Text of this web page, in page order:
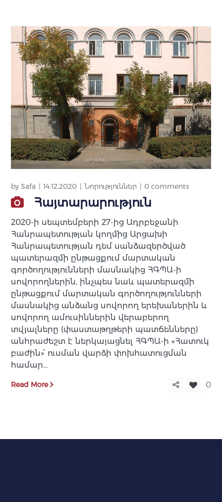
bySafa 14.12.2020 Նորություններ 0 comments
Հայտարարություն
2020-ի սեպտեմբերի 27-ից Ադրբեջանի
Հանրապետության կողմից Արցախի
Հանրապետության դեմ սանձազերծված
պատերազմի ընթացքում մարտական
գործողությունների մասնակից ՀԳՊԱ-ի
սովորողներին, ինչպես նաև պատերազմի
ընթացքում մարտական գործողությունների
մասնակից անձանց սովորող երեխաներին և
սովորող ամուսիններին վերաբերող
տվյալները (փաստաթղթերի պատճենները)
անհրաժեշտ է ներկայացնել ՀԳՊԱ-ի «Հատուկ
բաժին»՝ ուսման վարձի փոխհատուցման
համար…
Read More 0